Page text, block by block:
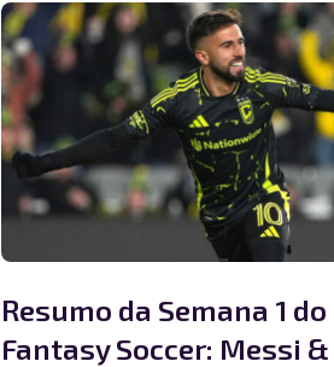
Resumo da Semana 1 do
Fantasy Soccer: Messi